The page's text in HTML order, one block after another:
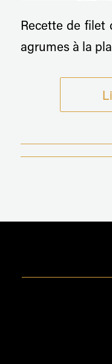
Recette de filet
agrumes à la